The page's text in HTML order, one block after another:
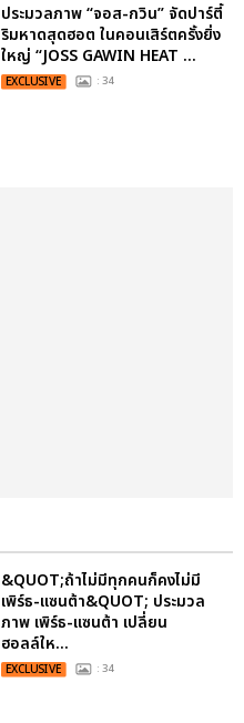
ประมวลภาพ “จอส-กวิน” จัดปาร์ตี้
ริมหาดสุดฮอต ในคอนเสิร์ตครั้งยิ่ง
ใหญ่ “JOSS GAWIN HEAT ...
EXCLUSIVE : 34
&QUOT;ถ้าไม่มีทุกคนก็คงไม่มี
เพิร์ธ-แซนต้า&QUOT; ประมวล
ภาพ เพิร์ธ-แซนต้า เปลี่ยน
ฮอลล์ให...
EXCLUSIVE : 34